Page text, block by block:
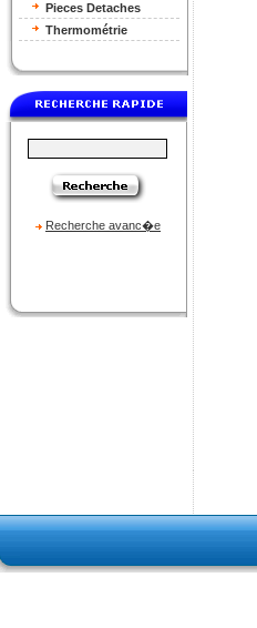
Pieces Detaches
Thermométrie
Recherche avanc�e